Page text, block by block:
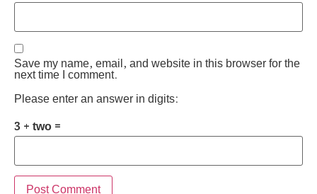
Save my name, email, and website in this browser for the
next time I comment.
Please enter an answer in digits:
3 + two =